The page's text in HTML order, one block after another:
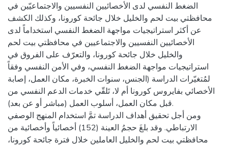
الضغط النفسي لدى الأخصائيين النفسيين والاجتماعيّين في
محافظتي بيت لحم والخليل خلال جائحة كورونا، وكذلك الكشف
عن أكثر استراتيجيات مواجهة الضغط النفسي استخداماً لدى
الأخصائيين النفسيين والاجتماعيين في محافظتي بيت لحم
والخليل خلال جائحة كورونا، والتعرّف على الفروق في
استراتيجيات مواجهة الضغط النفسي، وفي الأمن النفسي وفقاً
لمُتغيّرات الدراسة (الجنس، سنوات الخبرة، مكان العمل، إصابة
الأخصائي بفايروس كورونا أم لا، تَلقّي خدمات الدعم النفسي من
قبل مكان العمل، أسلوب العمل (مباشر أو عن بعد).
ومن أجل تحقيق أهداف الدراسة تمَّ استخدام المنهج الوصفي
الارتباطي. وقد بلغَ حجمُ العينة (152) أخصائياً وأخصائية من
محافظتي بيت لحم والخليل العاملين خلال فترة جائحة كورونا،